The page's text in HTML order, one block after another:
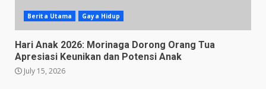
Berita Utama Gaya Hidup
Hari Anak 2026: Morinaga Dorong Orang Tua
Apresiasi Keunikan dan Potensi Anak
July 15, 2026